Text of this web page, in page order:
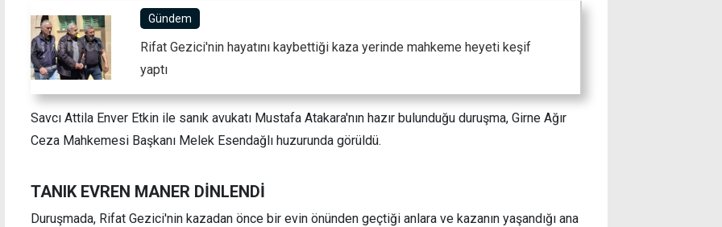
Gündem
Rifat Gezici'nin hayatını kaybettiği kaza yerinde mahkeme heyeti keşif
yaptı
Savcı Attila Enver Etkin ile sanık avukatı Mustafa Atakara'nın hazır bulunduğu duruşma, Girne Ağır
Ceza Mahkemesi Başkanı Melek Esendağlı huzurunda görüldü.
TANIK EVREN MANER DİNLENDİ
Duruşmada, Rifat Gezici'nin kazadan önce bir evin önünden geçtiği anlara ve kazanın yaşandığı ana